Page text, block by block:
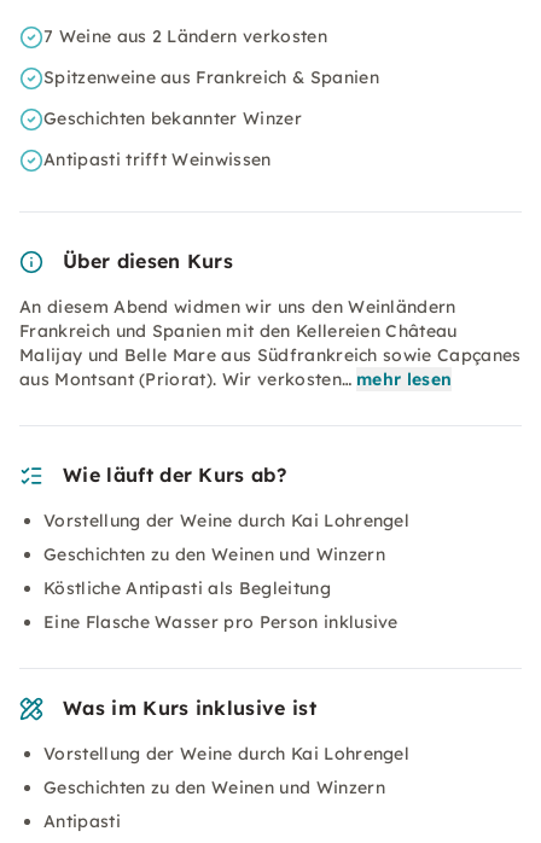
7 Weine aus 2 Ländern verkosten
Spitzenweine aus Frankreich & Spanien
Geschichten bekannter Winzer
Antipasti trifft Weinwissen
Über diesen Kurs
An diesem Abend widmen wir uns den Weinländern
Frankreich und Spanien mit den Kellereien Château
Malijay und Belle Mare aus Südfrankreich sowie Capçanes
aus Montsant (Priorat). Wir verkosten… mehr lesen
Wie läuft der Kurs ab?
Vorstellung der Weine durch Kai Lohrengel
Geschichten zu den Weinen und Winzern
Köstliche Antipasti als Begleitung
Eine Flasche Wasser pro Person inklusive
Was im Kurs inklusive ist
Vorstellung der Weine durch Kai Lohrengel
Geschichten zu den Weinen und Winzern
Antipasti